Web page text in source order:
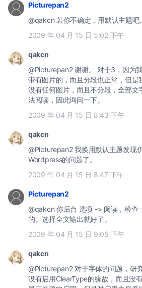
Picturepan2
@qakcn 若你不确定，用默认主题吧。
2009 年 04 月 15 日 5:02 下午
qakcn
@Picturepan2 谢谢。 对于3，因为
带有图片的，而且分段也正常，但是
没有任何图片，而且不分段，全部文
法阅读，因此询问一下。
2009 年 04 月 15 日 8:43 下午
qakcn
@Picturepan2 我换用默认主题发现
Wordpress的问题了。
2009 年 04 月 15 日 8:47 下午
Picturepan2
@qakcn 你后台 选项 -> 阅读，检查
的。选择全文输出就好了。
2009 年 04 月 15 日 9:05 下午
qakcn
@Picturepan2 对于字体的问题，研
没有启用ClearType的缘故，而且没